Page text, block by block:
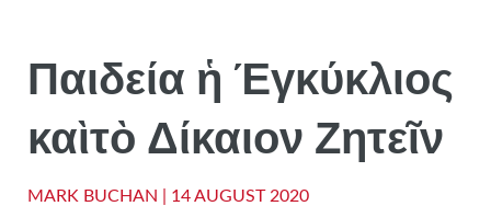
Παιδεία ἡ Έγκύκλιος
καὶτὸ Δίκαιον Ζητεῖν
MARK BUCHAN | 14 AUGUST 2020